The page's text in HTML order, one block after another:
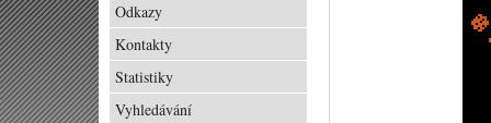
Odkazy
Kontakty
Statistiky
Vyhledávání